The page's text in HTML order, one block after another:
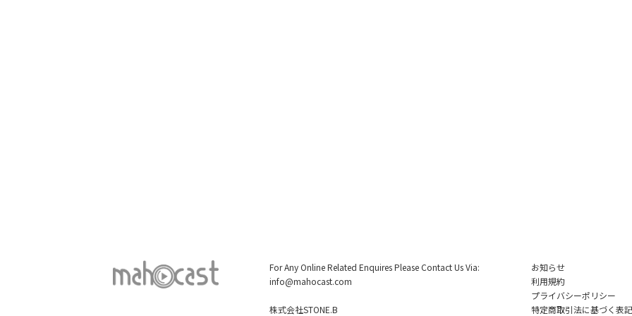
For Any Online Related Enquires Please Contact Us Via:
info@mahocast.com
株式会社STONE.B
お知らせ
利用規約
プライバシーポリシー
特定商取引法に基づく表記